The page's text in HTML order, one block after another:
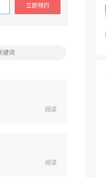
立即预约
阅读
阅读